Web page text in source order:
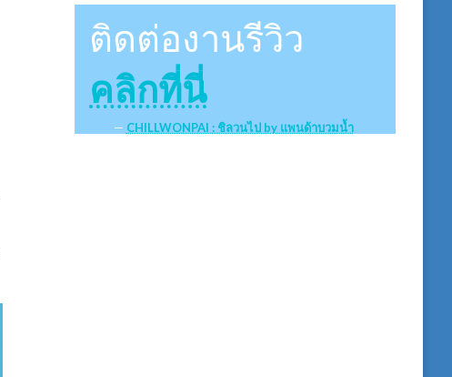
ติดต่องานรีวิว
คลิกที่นี่
CHILLWONPAI : ชิลวนไป by แพนด้าบวมน้ำ